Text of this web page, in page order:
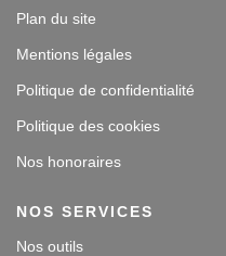
Plan du site
Mentions légales
Politique de confidentialité
Politique des cookies
Nos honoraires
NOS SERVICES
Nos outils